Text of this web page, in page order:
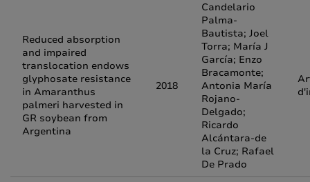
Reduced absorption
and impaired
translocation endows
glyphosate resistance
in Amaranthus
palmeri harvested in
GR soybean from
Argentina
2018
Candelario
Palma-
Bautista; Joel
Torra; María J
García; Enzo
Bracamonte;
Antonia María
Rojano-
Delgado;
Ricardo
Alcántara-de
la Cruz; Rafael
De Prado